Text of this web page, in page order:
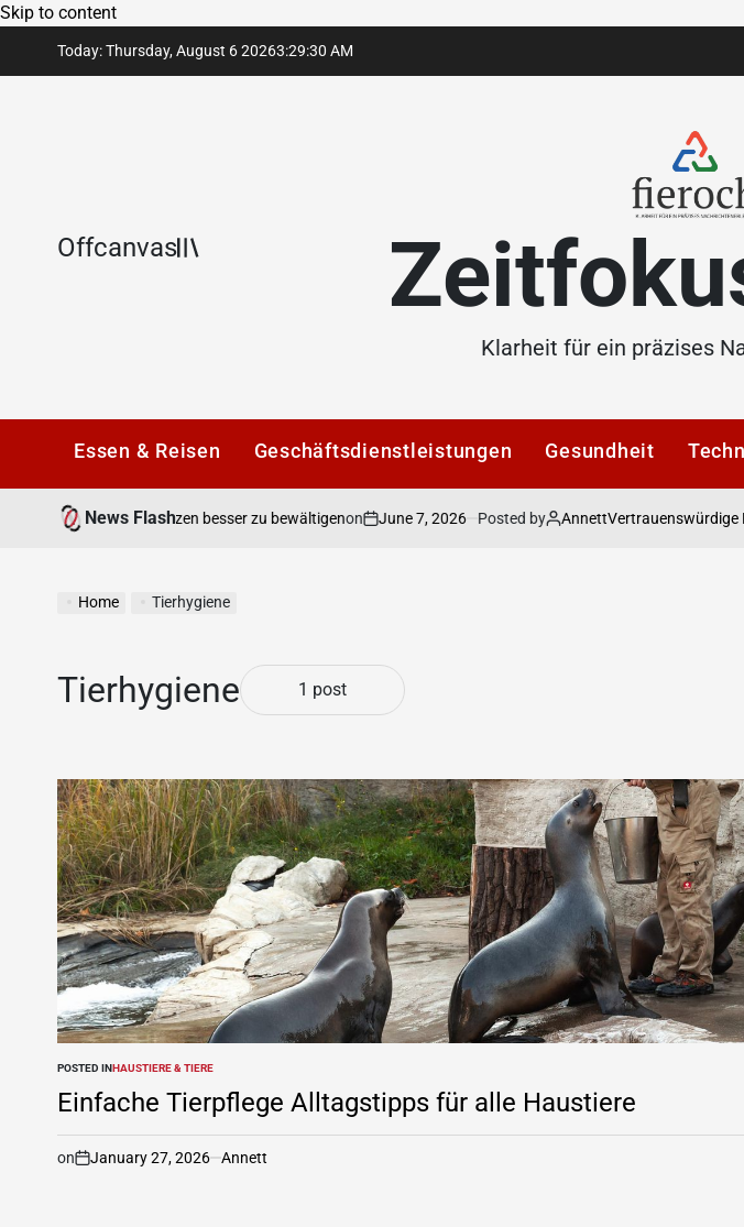
Skip to content
Today: Thursday, August 6 20263:29:31 AM
Offcanvas
Klarheit für ein präzises
Essen & Reisen Geschäftsdienstleistungen Gesundheit
News Flash
Schmerzen besser zu bewältigenon June 7, 2026 Posted by AnnettVertrauenswürdige
Home Tierhygiene
Tierhygiene 1 post
POSTED INHAUSTIERE & TIERE
Einfache Tierpflege Alltagstipps für alle Haustiere
on January 27, 2026 Annett